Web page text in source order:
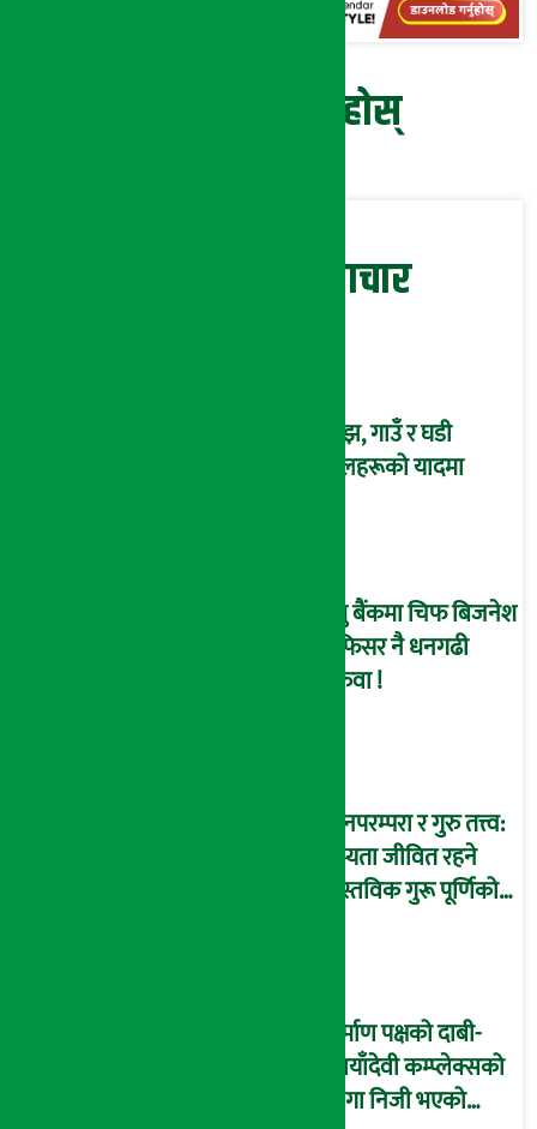
प्रतिक्रिया दिनुहोस्
सम्बन्धित समाचार
साँझ, गाउँ र घडी
फूलहरूको यादमा
प्रभु बैंकमा चिफ बिजनेश
अफिसर नै धनगढी
सरुवा !
ज्ञानपरम्परा र गुरु तत्त्व:
सभ्यता जीवित रहने
वास्तविक गुरू पूर्णिको
निर्माण पक्षको दाबी-
‘छायाँदेवी कम्प्लेक्सको
जग्गा निजी भएको